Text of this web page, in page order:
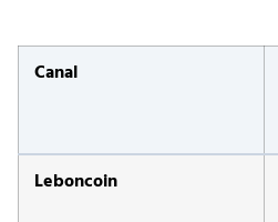
Canal
Leboncoin